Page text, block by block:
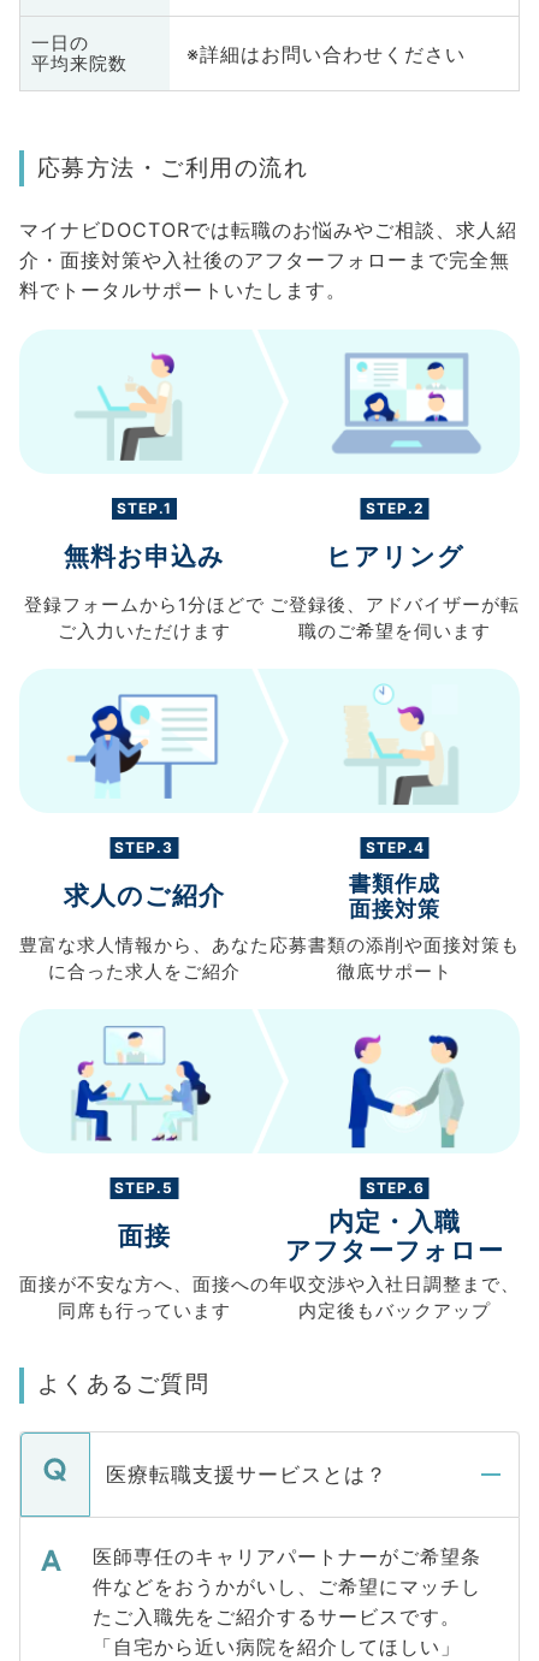
一日の
平均来院数
※詳細はお問い合わせください
応募方法・ご利用の流れ
マイナビDOCTORでは転職のお悩みやご相談、求人紹
介・面接対策や入社後のアフターフォローまで完全無
料でトータルサポートいたします。
STEP.1
無料お申込み
登録フォームから 1分ほどで
ご入力 いただけます
STEP.2
ヒアリング
ご登録後、 アドバイザーが転
職のご希望を伺います
STEP.3
求人のご紹介
豊富な求人情報から、 あなた
に合った求人を ご紹介
STEP.4
書類作成
面接対策
応募書類の添削や面接対策も
徹底サポート
STEP.5
面接
面接が不安な方へ、 面接への
同席も行っています
STEP.6
内定・入職
アフターフォロー
年収交渉や入社日調整まで、
内定後もバックアップ
よくあるご質問
医療転職支援サービスとは？
医師専任のキャリアパートナーがご希望条
件などをおうかがいし、ご希望にマッチし
たご入職先をご紹介するサービスです。
「自宅から近い病院を紹介してほしい」